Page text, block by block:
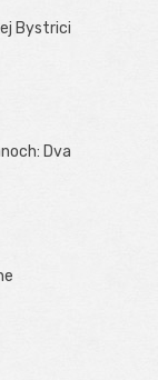
Bystrici
Dva